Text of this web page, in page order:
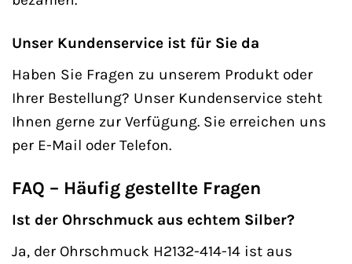
Unser Kundenservice ist für Sie da
Haben Sie Fragen zu unserem Produkt oder
Ihrer Bestellung? Unser Kundenservice steht
Ihnen gerne zur Verfügung. Sie erreichen uns
per E-Mail oder Telefon.
FAQ – Häufig gestellte Fragen
Ist der Ohrschmuck aus echtem Silber?
Ja, der Ohrschmuck H2132-414-14 ist aus